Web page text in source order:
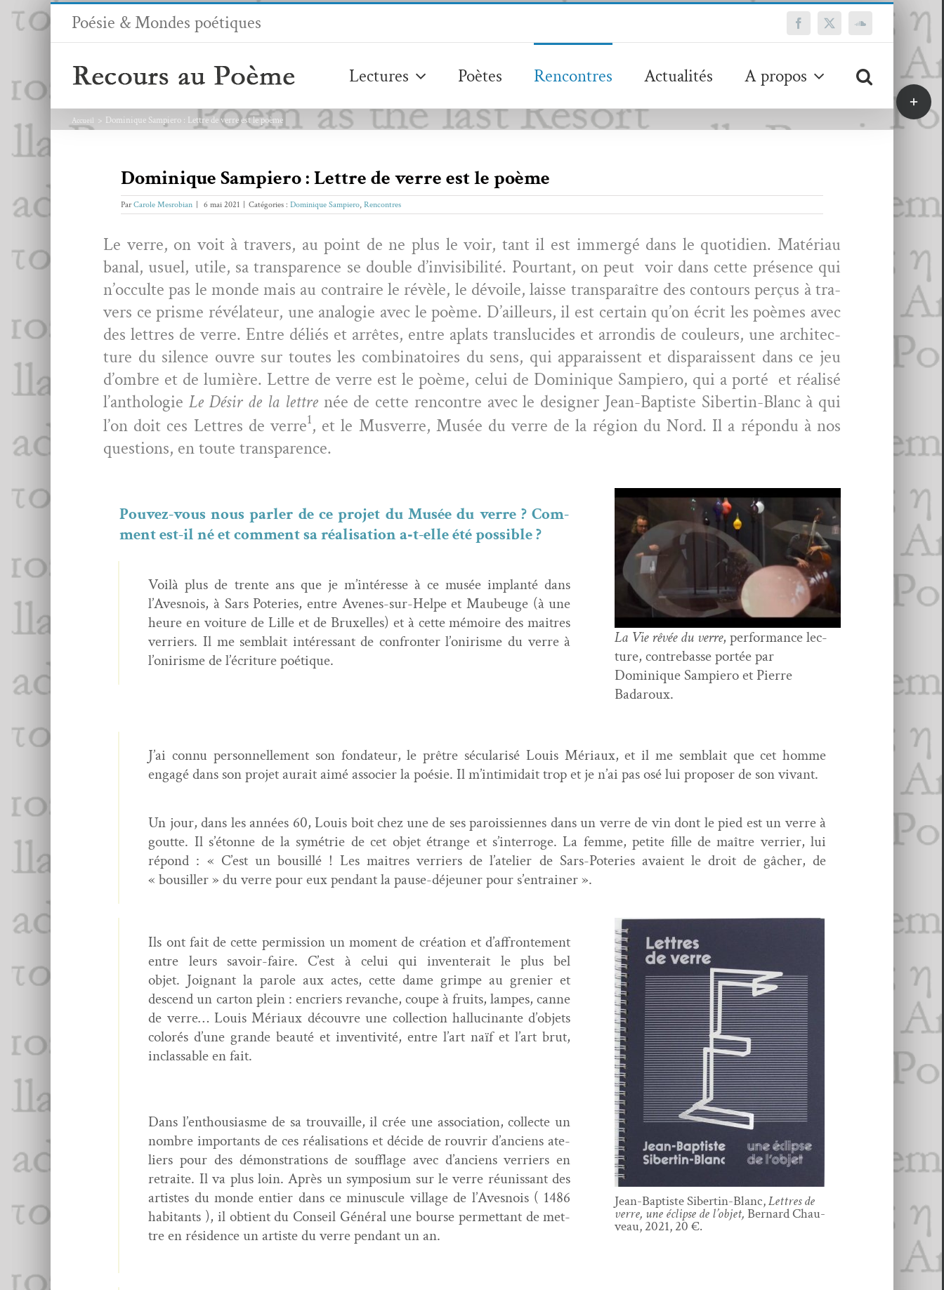
Passer
Poésie & Mondes poétiques Facebook
X SoundCloud
Lectures Poètes Rencontres Actualités A propos
Accueil Dominique Sampiero : Lettre de verre est le poème
Dominique Sampiero : Lettre de verre est le poème
ParCarole Mesrobian 6 mai 2021 Catégories : Dominique Sampiero, Rencontres
Le verre, on voit à tra­vers, au point de ne plus le voir, tant il est immergé dans le quo­ti­di­en. Matéri­au
banal, usuel, utile, sa trans­parence se dou­ble d’in­vis­i­bil­ité. Pour­tant, on peut voir dans cette présence qui
n’oc­culte pas le monde mais au con­traire le révèle, le dévoile, laisse transparaître des con­tours perçus à tra­
vers ce prisme révéla­teur, une analo­gie avec le poème. D’ailleurs, il est cer­tain qu’on écrit les poèmes avec
des let­tres de verre. Entre déliés et arrêtes, entre aplats translu­cides et arrondis de couleurs, une archi­tec­
ture du silence ouvre sur toutes les com­bi­na­toires du sens, qui appa­rais­sent et dis­parais­sent dans ce jeu
d’om­bre et de lumière. Let­tre de verre est le poème, celui de Dominique Sampiero, qui a porté et réal­isé
l’an­tholo­gie Le Désir de la let­trenée de cette ren­con­tre avec le design­er Jean-Bap­tiste Sib­ertin-Blanc à qui
l’on doit ces Let­tres de verre1, et le Musverre, Musée du verre de la région du Nord. Il a répon­du à nos
ques­tions, en toute transparence.
Pou­vez-vous nous par­ler de ce pro­jet du Musée du verre ? Com­
ment est-il né et com­ment sa réal­i­sa­tion a‑t-elle été possible ?
Voilà plus de trente ans que je m’intéresse à ce musée implan­té dans
l’Avesnois, à Sars Poter­ies, entre Avenes-sur-Helpe et Maubeuge (à une
heure en voiture de Lille et de Brux­elles) et à cette mémoire des maitres
ver­ri­ers. Il me sem­blait intéres­sant de con­fron­ter l’onirisme du verre à
l’onirisme de l’écriture poétique.
La Vie rêvée du verre, per­for­mance lec­
ture, con­tre­basse portée par
Dominique Sampiero et Pierre
Badaroux.
J’ai con­nu per­son­nelle­ment son fon­da­teur, le prêtre sécu­lar­isé Louis Méri­aux, et il me sem­blait que cet homme
engagé dans son pro­jet aurait aimé associ­er la poésie. Il m’intimidait trop et je n’ai pas osé lui pro­pos­er de son vivant.
Un jour, dans les années 60, Louis boit chez une de ses paroissi­ennes dans un verre de vin dont le pied est un verre à
goutte. Il s’étonne de la symétrie de cet objet étrange et s’interroge. La femme, petite fille de maître ver­ri­er, lui
répond : « C’est un bousil­lé ! Les maitres ver­ri­ers de l’atelier de Sars-Poter­ies avaient le droit de gâch­er, de
« bousiller » du verre pour eux pen­dant la pause-déje­uner pour s’entrainer ».
Ils ont fait de cette per­mis­sion un moment de créa­tion et d’affrontement
entre leurs savoir-faire. C’est à celui qui inven­terait le plus bel
objet. Joignant la parole aux actes, cette dame grimpe au gre­nier et
descend un car­ton plein : encriers revanche, coupe à fruits, lam­pes, canne
de verre… Louis Méri­aux décou­vre une col­lec­tion hal­lu­ci­nante d’objets
col­orés d’une grande beauté et inven­tiv­ité, entre l’art naïf et l’art brut,
inclass­able en fait.
Dans l’enthousiasme de sa trou­vaille, il crée une asso­ci­a­tion, col­lecte un
nom­bre impor­tants de ces réal­i­sa­tions et décide de rou­vrir d’anciens ate­
liers pour des démon­stra­tions de souf­flage avec d’anciens ver­ri­ers en
retraite. Il va plus loin. Après un sym­po­sium sur le verre réu­nis­sant des
artistes du monde entier dans ce minus­cule vil­lage de l’Avesnois ( 1486
habi­tants ), il obtient du Con­seil Général une bourse per­me­t­tant de met­
tre en rési­dence un artiste du verre pen­dant un an.
Jean-Bap­tiste Sib­ertin-Blanc,Let­tres de
verre, une éclipse de l’ob­jet, Bernard Chau­
veau, 2021, 20 €.
Bascule
de
la
barre